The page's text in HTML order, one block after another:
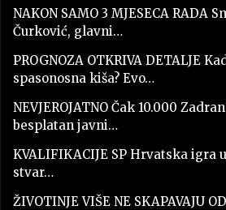
NAKON SAMO 3 MJESECA RADA
Čurković, glavni…
PROGNOZA OTKRIVA DETALJE
spasonosna kiša? Evo…
NEVJEROJATNO Čak 10.000
besplatan javni…
KVALIFIKACIJE SP Hrvatska igra
stvar…
ŽIVOTINJE VIŠE NE SKAPAVAJU